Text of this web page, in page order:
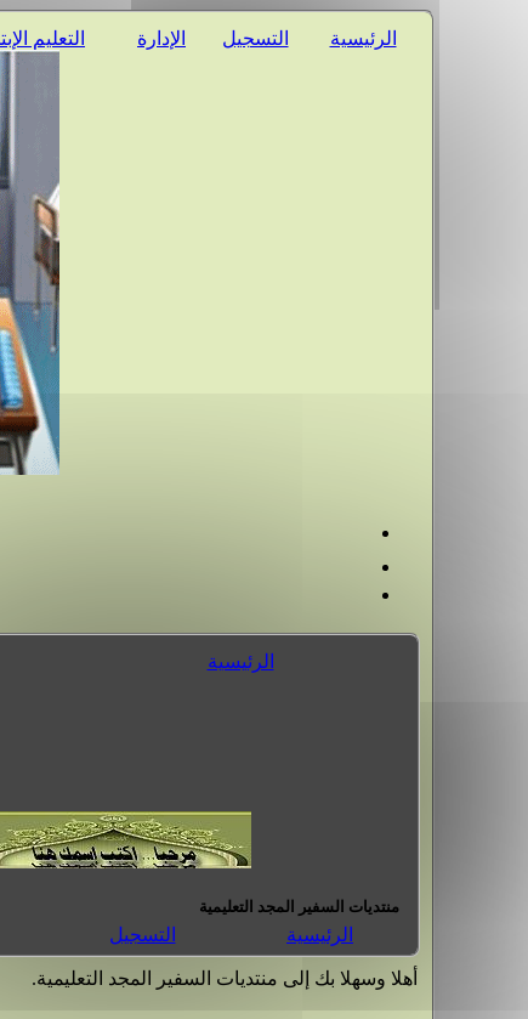
الرئيسية التسجيل الإدارة التعليم
الرئيسية
منتديات السفير المجد التعليمية
الرئيسية التسجيل
أهلا وسهلا بك إلى منتديات السفير المجد التعليمية.